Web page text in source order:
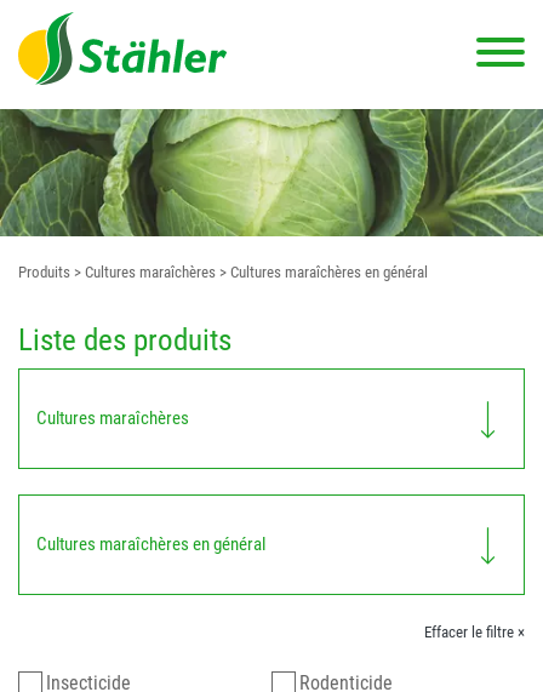
Produits > Cultures maraîchères > Cultures maraîchères en général
Liste des produits
Cultures maraîchères
Cultures maraîchères en général
Effacer le filtre ×
Insecticide
Rodenticide